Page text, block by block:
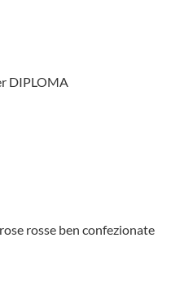
DIPLOMA
rosse ben confezionate